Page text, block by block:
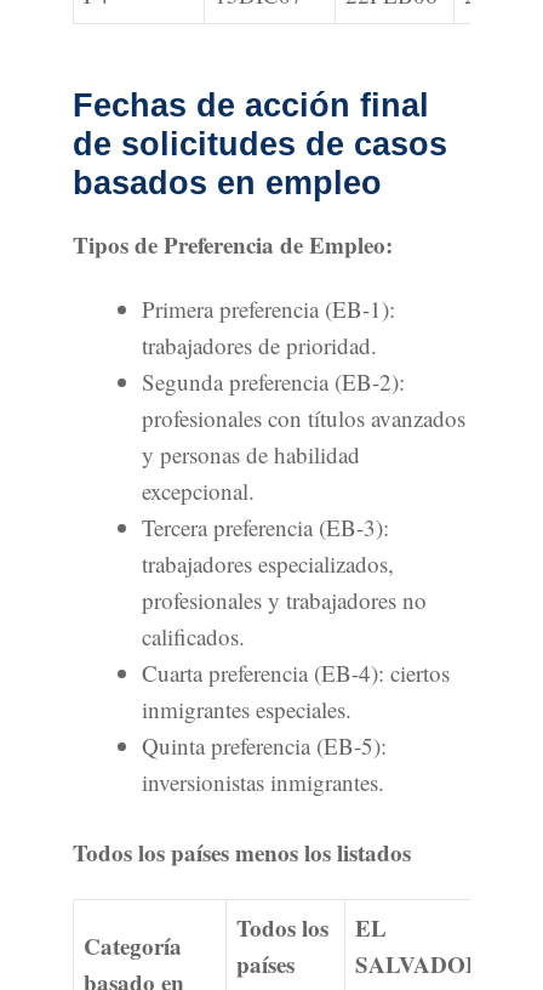
Fechas de acción final
de solicitudes de casos
basados en empleo
Tipos de Preferencia de Empleo:
Primera preferencia (EB-1):
trabajadores de prioridad.
Segunda preferencia (EB-2):
profesionales con títulos avanzados
y personas de habilidad
excepcional.
Tercera preferencia (EB-3):
trabajadores especializados,
profesionales y trabajadores no
calificados.
Cuarta preferencia (EB-4): ciertos
inmigrantes especiales.
Quinta preferencia (EB-5):
inversionistas inmigrantes.
Todos los países menos los listados
Categoría
basado en
Todos los
países
EL
SALVADOR